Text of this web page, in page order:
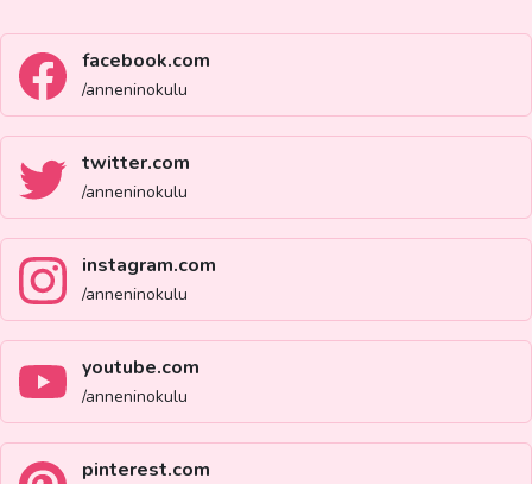
facebook.com
/anneninokulu
twitter.com
/anneninokulu
instagram.com
/anneninokulu
youtube.com
/anneninokulu
pinterest.com